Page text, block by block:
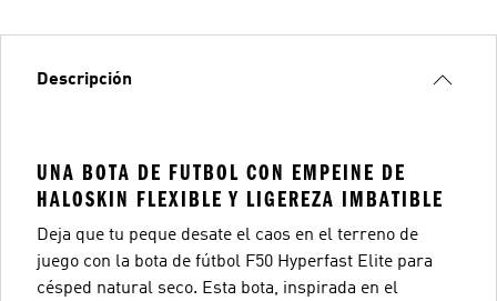
Descripción
UNA BOTA DE FUTBOL CON EMPEINE DE
HALOSKIN FLEXIBLE Y LIGEREZA IMBATIBLE
Deja que tu peque desate el caos en el terreno de
juego con la bota de fútbol F50 Hyperfast Elite para
césped natural seco. Esta bota, inspirada en el